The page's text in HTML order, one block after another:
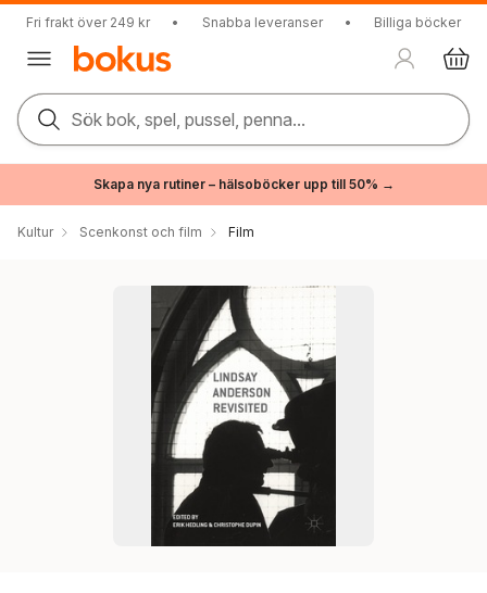
Fri frakt över 249 kr • Snabba leveranser • Billiga böcker
Sök bok, spel, pussel, penna...
Skapa nya rutiner – hälsoböcker upp till 50% →
Kultur Scenkonst och film Film